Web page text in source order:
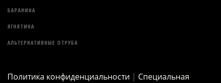
БАРАНИНА
ЯГНЯТИНА
АЛЬТЕРНАТИВНЫЕ ОТРУБА
Политика конфиденциальности | Специальная